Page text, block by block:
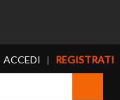
ACCEDI | REGISTRATI